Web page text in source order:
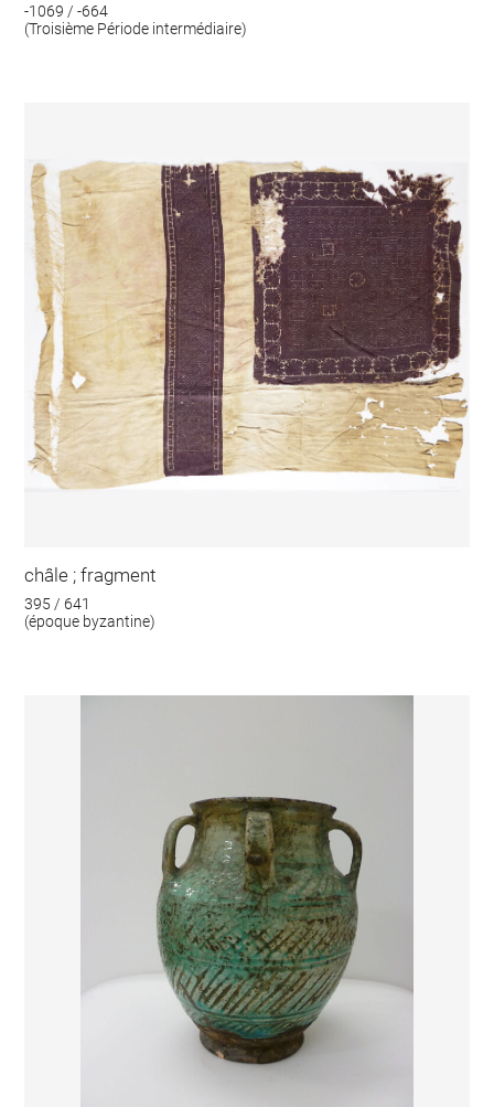
-1069 / -664
(Troisième Période intermédiaire)
châle ; fragment
395 / 641
(époque byzantine)